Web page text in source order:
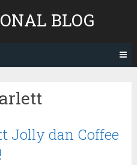
BLOG
Jolly dan Coffee